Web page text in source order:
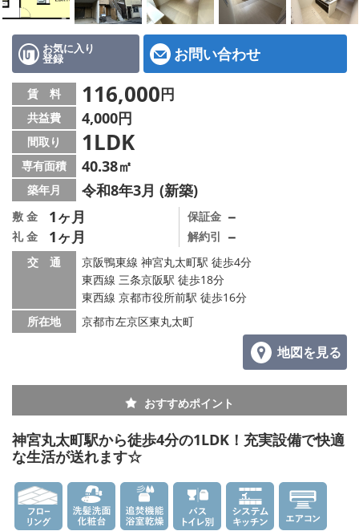
路線·駅から探す
IT重説について
スタッフ紹介
賃貸管理の北白川店
店舗情報·アクセス
会社概要
メールでお問い合わせ
お気に入り
登録 お問い合わせ
賃 料 116,000円
共益費 4,000円
間取り 1LDK
専有面積 40.38㎡
築年月 令和8年3月 (新築)
敷 金 1ヶ月
礼 金 1ヶ月
保証金 －
解約引 －
交 通
京阪鴨東線 神宮丸太町駅 徒歩4分
東西線 三条京阪駅 徒歩18分
東西線 京都市役所前駅 徒歩16分
所在地
京都市左京区東丸太町
地図を見る
おすすめポイント
神宮丸太町駅から徒歩4分の1LDK！充実設備で快適
な生活が送れます☆